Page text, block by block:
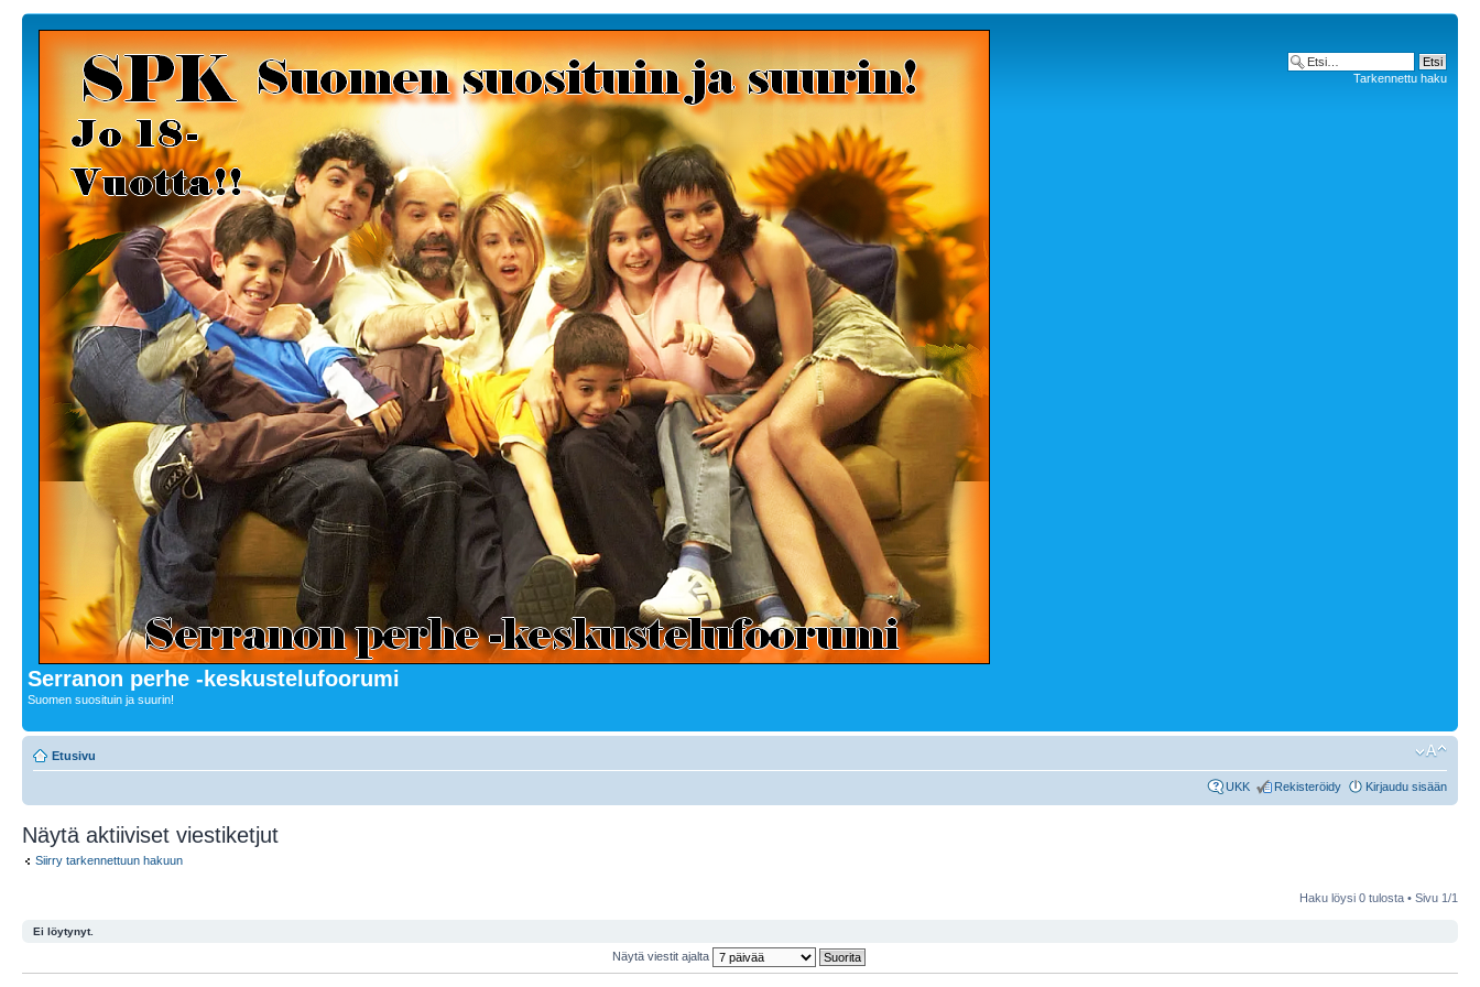
Serranon perhe -keskustelufoorumi
Suomen suosituin ja suurin!
Tarkennettu haku
Etusivu
UKK Rekisteröidy Kirjaudu sisään
Näytä aktiiviset viestiketjut
Siirry tarkennettuun hakuun
Haku löysi 0 tulosta • Sivu 1/1
Ei löytynyt.
Näytä viestit ajalta